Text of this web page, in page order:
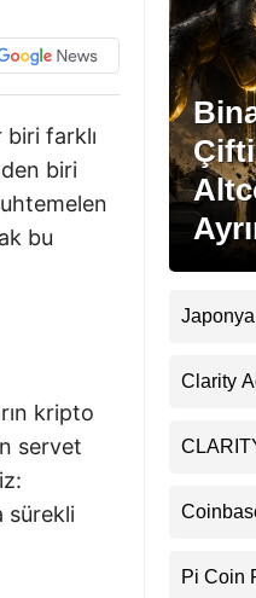
farklı
biri
bu
kripto
servet
sürekli
Japonya
Clarity
Pi Coin